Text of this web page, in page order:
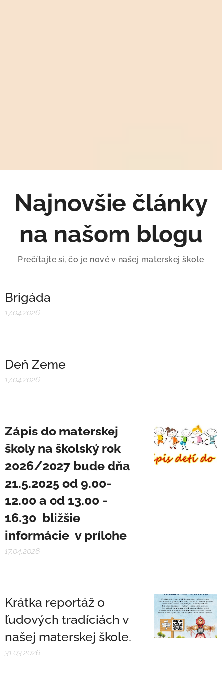
Najnovšie články
na našom blogu
Prečítajte si, čo je nové v našej materskej škole
Brigáda
17.04.2026
Deň Zeme
17.04.2026
Zápis do materskej
školy na školský rok
2026/2027 bude dňa
21.5.2025 od 9.00-
12.00 a od 13.00 -
16.30 bližšie
informácie v prílohe
17.04.2026
Krátka reportáž o
ľudových tradíciách v
našej materskej škole.
31.03.2026